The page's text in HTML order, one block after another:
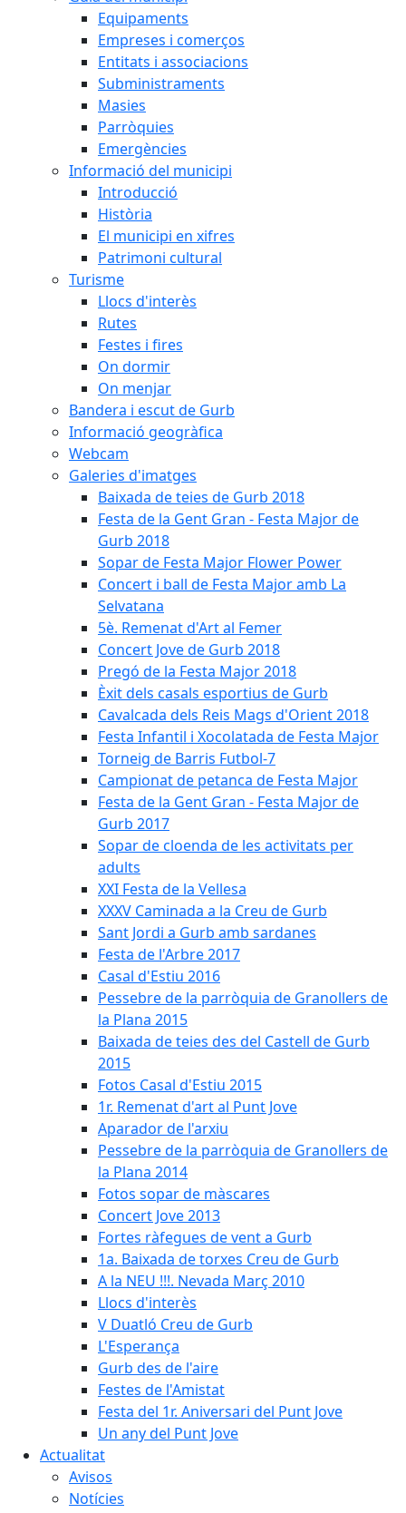
Equipaments
Empreses i comerços
Entitats i associacions
Subministraments
Masies
Parròquies
Emergències
Informació del municipi
Introducció
Història
El municipi en xifres
Patrimoni cultural
Turisme
Llocs d'interès
Rutes
Festes i fires
On dormir
On menjar
Bandera i escut de Gurb
Informació geogràfica
Webcam
Galeries d'imatges
Baixada de teies de Gurb 2018
Festa de la Gent Gran - Festa Major de
Gurb 2018
Sopar de Festa Major Flower Power
Concert i ball de Festa Major amb La
Selvatana
5è. Remenat d'Art al Femer
Concert Jove de Gurb 2018
Pregó de la Festa Major 2018
Èxit dels casals esportius de Gurb
Cavalcada dels Reis Mags d'Orient 2018
Festa Infantil i Xocolatada de Festa Major
Torneig de Barris Futbol-7
Campionat de petanca de Festa Major
Festa de la Gent Gran - Festa Major de
Gurb 2017
Sopar de cloenda de les activitats per
adults
XXI Festa de la Vellesa
XXXV Caminada a la Creu de Gurb
Sant Jordi a Gurb amb sardanes
Festa de l'Arbre 2017
Casal d'Estiu 2016
Pessebre de la parròquia de Granollers de
la Plana 2015
Baixada de teies des del Castell de Gurb
2015
Fotos Casal d'Estiu 2015
1r. Remenat d'art al Punt Jove
Aparador de l'arxiu
Pessebre de la parròquia de Granollers de
la Plana 2014
Fotos sopar de màscares
Concert Jove 2013
Fortes ràfegues de vent a Gurb
1a. Baixada de torxes Creu de Gurb
A la NEU !!!. Nevada Març 2010
Llocs d'interès
V Duatló Creu de Gurb
L'Esperança
Gurb des de l'aire
Festes de l'Amistat
Festa del 1r. Aniversari del Punt Jove
Un any del Punt Jove
Actualitat
Avisos
Notícies